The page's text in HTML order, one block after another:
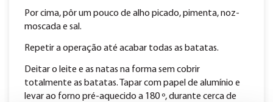
Por cima, pôr um pouco de alho picado, pimenta, noz-
moscada e sal.
Repetir a operação até acabar todas as batatas.
Deitar o leite e as natas na forma sem cobrir
totalmente as batatas. Tapar com papel de alumínio e
levar ao forno pré-aquecido a 180 º, durante cerca de